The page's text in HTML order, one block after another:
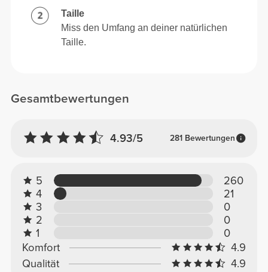
Gesamtbewertungen
4.93/5 281 Bewertungen
5
260
4
21
3
0
2
0
1
0
Komfort
4.9
Qualität
4.9
Taille
Miss den Umfang an deiner natürlichen
Taille.